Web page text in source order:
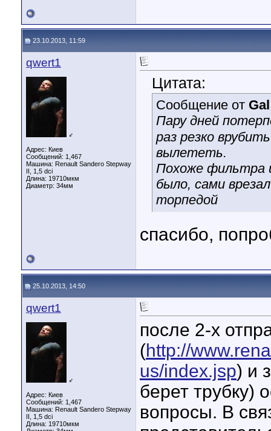
23.10.2013, 11:59
qwert1
♂
Адрес: Киев
Сообщений: 1,467
Машина: Renault Sandero Stepway
II, 1,5 dci
Длина: 19710мкм
Диаметр: 34мм
Цитата:
Сообщение от Gal
Пару дней
раз резко
вылететь.
Похоже фильтра
было, сами
торпедой
cпасибо,
25.10.2013, 14:50
qwert1
♂
Адрес: Киев
Сообщений: 1,467
Машина: Renault Sandero Stepway
II, 1,5 dci
Длина: 19710мкм
после 2-х
(http://
us/index.jsp) и
берет трубку)
вопросы. В